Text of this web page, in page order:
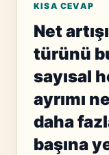
KISA CEVAP
Net
türünü
sayısal
ayrımı
daha
başına